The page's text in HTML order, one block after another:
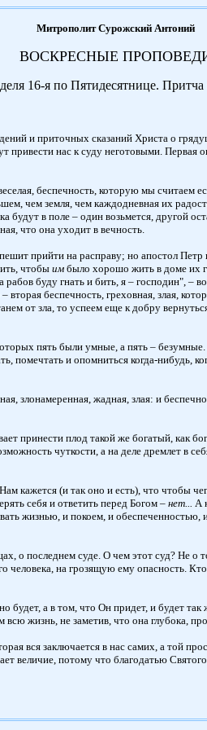
Митрополит Сурожский Антоний
ВОСКРЕСНЫЕ
16-я по Пятидесятнице. Притча
и приточных сказаний Христа о
нас к суду неготовыми. Первая
беспечность, которую мы считаем
чем земля, чем каждодневная их
в поле – один возьмется, другой
что она уходит в вечность.
прийти на расправу; но апостол
чтобы им было хорошо жить в доме их
буду гнать и бить, я – господин", –
– вторая беспечность, греховная,
от зла, то успеем еще к добру
пять были умные, а пять –
и опомниться когда-нибудь,
злонамеренная, жадная, злая: и
принести плод такой же богатый, как
чуткости, а на деле дремлет в
кажется (и так оно и есть), что чтобы
себя и ответить перед Богом – нет... А
жизнью, и покоем, и
о последнем суде. О чем этот суд? Не о
на грозящую ему опасность.
а в том, что Он придет, и будет
жизнь, не заметив, что она глубока,
вся заключается в нас самих, а той
величие, потому что благодатью